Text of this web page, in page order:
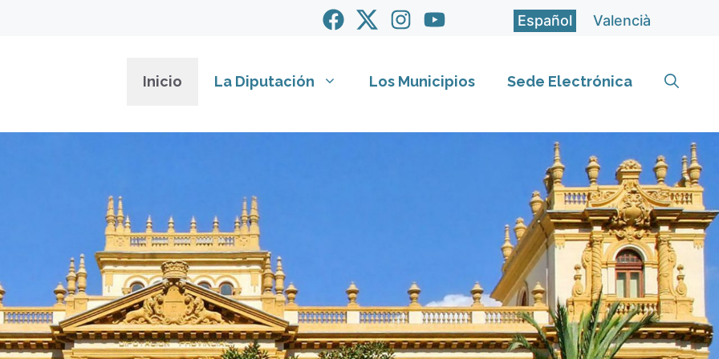
Español Valencià
Inicio La Diputación Los Municipios Sede Electrónica